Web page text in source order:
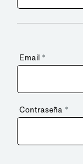
Email *
Contraseña *